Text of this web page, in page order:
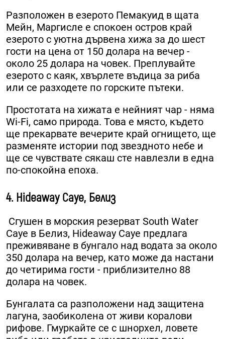
Разположен в езерото Пемакуид в щата
Мейн, Маргисле е спокоен остров край
езерото с уютна дървена хижа за до шест
гости на цена от 150 долара на вечер -
около 25 долара на човек. Преплувайте
езерото с каяк, хвърлете въдица за риба
или се разходете по горските пътеки.
Простотата на хижата е нейният чар - няма
Wi-Fi, само природа. Това е място, където
ще прекарвате вечерите край огнището, ще
разменяте истории под звездното небе и
ще се чувствате сякаш сте навлезли в една
по-спокойна епоха.
4. Hideaway Caye, Белиз
Сгушен в морския резерват South Water
Caye в Белиз, Hideaway Caye предлага
преживяване в бунгало над водата за около
350 долара на вечер, като може да настани
до четирима гости - приблизително 88
долара на човек.
Бунгалата са разположени над защитена
лагуна, заобиколена от живи коралови
рифове. Гмуркайте се с шнорхел, ловете